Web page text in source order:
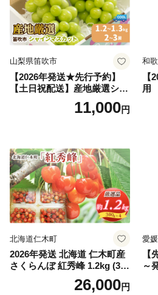
山梨県笛吹市
【2026年発送★先行予約】
【土日祝配送】産地厳選シャ
インマスカット1.2kg～1.3kg
（2房～3房）※沖縄・離島配
笛吹市 山梨県 フルーツ 果物
ぶどう 葡萄 大粒 シャインマ
スカット おすすめ シャイン
マスカット 贈答 ギフト 産地
笛吹市 シャインマスカット
笛吹 葡萄 国産 ぶどう 人気
国産 1.2kg 先行｜
11,000円
和
【
用
g
北海道仁木町
2026年発送 北海道 仁木町産
さくらんぼ 紅秀峰 1.2kg (300
g×4パック) Lサイズ以上 旬
桜桃 産地直送 サクランボ チ
26,000円
愛
【
～
g
ス